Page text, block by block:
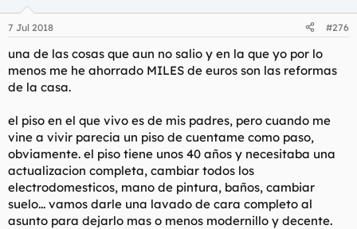
d
o
d
e
l
e
m
a
e
i
c
7 Jul 2018 #276
una de las cosas que aun no salio y en la que yo por lo
menos me he ahorrado MILES de euros son las reformas
de la casa.
el piso en el que vivo es de mis padres, pero cuando me
vine a vivir parecia un piso de cuentame como paso,
obviamente. el piso tiene unos 40 años y necesitaba una
actualizacion completa, cambiar todos los
electrodomesticos, mano de pintura, baños, cambiar
suelo... vamos darle una lavado de cara completo al
asunto para dejarlo mas o menos modernillo y decente.